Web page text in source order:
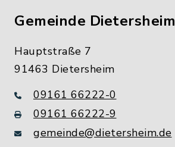
Gemeinde Dietersheim
Hauptstraße 7
91463 Dietersheim
09161 66222-0
09161 66222-9
gemeinde@dietersheim.de